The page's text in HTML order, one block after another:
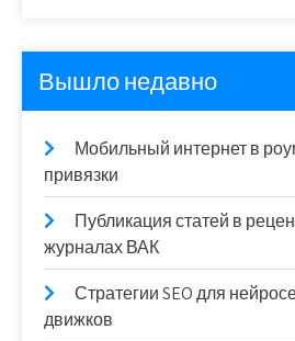
Вышло недавно
Мобильный интернет в
привязки
Публикация статей в
журналах ВАК
Стратегии SEO для
движков